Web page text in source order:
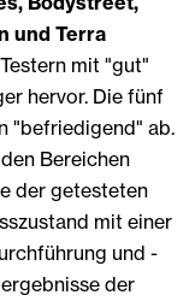
und Terra
mit "gut"
hervor. Die fünf
"befriedigend" ab.
Bereichen
der getesteten
mit einer
und -
der